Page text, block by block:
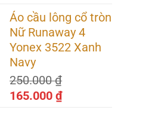
là:
1.000.000 ₫.
tại
là:
890.000 ₫.
Áo cầu lông cổ tròn
Nữ Runaway 4
Yonex 3522 Xanh
Navy
250.000₫
Giá
165.000₫Giá